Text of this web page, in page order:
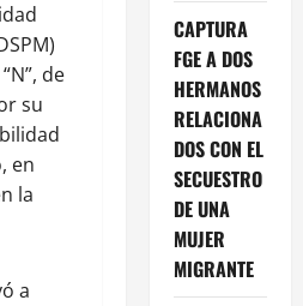
de
su
en
la
a
CAPTURA
FGE A DOS
HERMANOS
RELACIONA
DOS CON EL
SECUESTRO
DE UNA
MUJER
MIGRANTE